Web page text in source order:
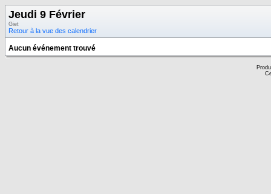
Jeudi 9 Février
Giet
Retour à la vue des calendrier
Aucun événement trouvé